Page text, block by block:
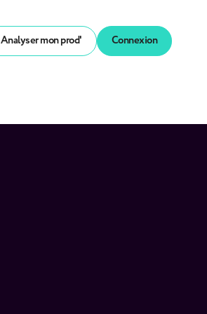
Analyser mon prod' Connexion